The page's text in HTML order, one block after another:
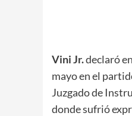
Vini Jr.declaró
mayo en el
Juzgado de
donde sufrió